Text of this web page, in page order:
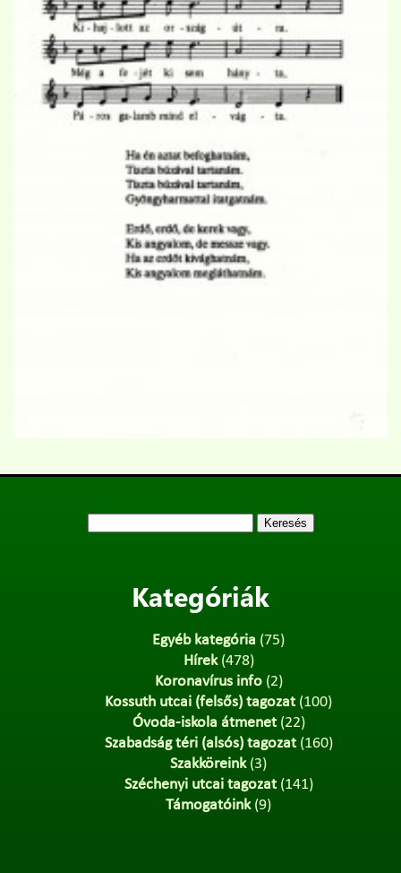
Kategóriák
Egyéb kategória (75)
Hírek(478)
Koronavírus info(2)
Kossuth utcai (felsős) tagozat(100)
Óvoda-iskola átmenet(22)
Szabadság téri (alsós) tagozat(160)
Szakköreink(3)
Széchenyi utcai tagozat(141)
Támogatóink(9)